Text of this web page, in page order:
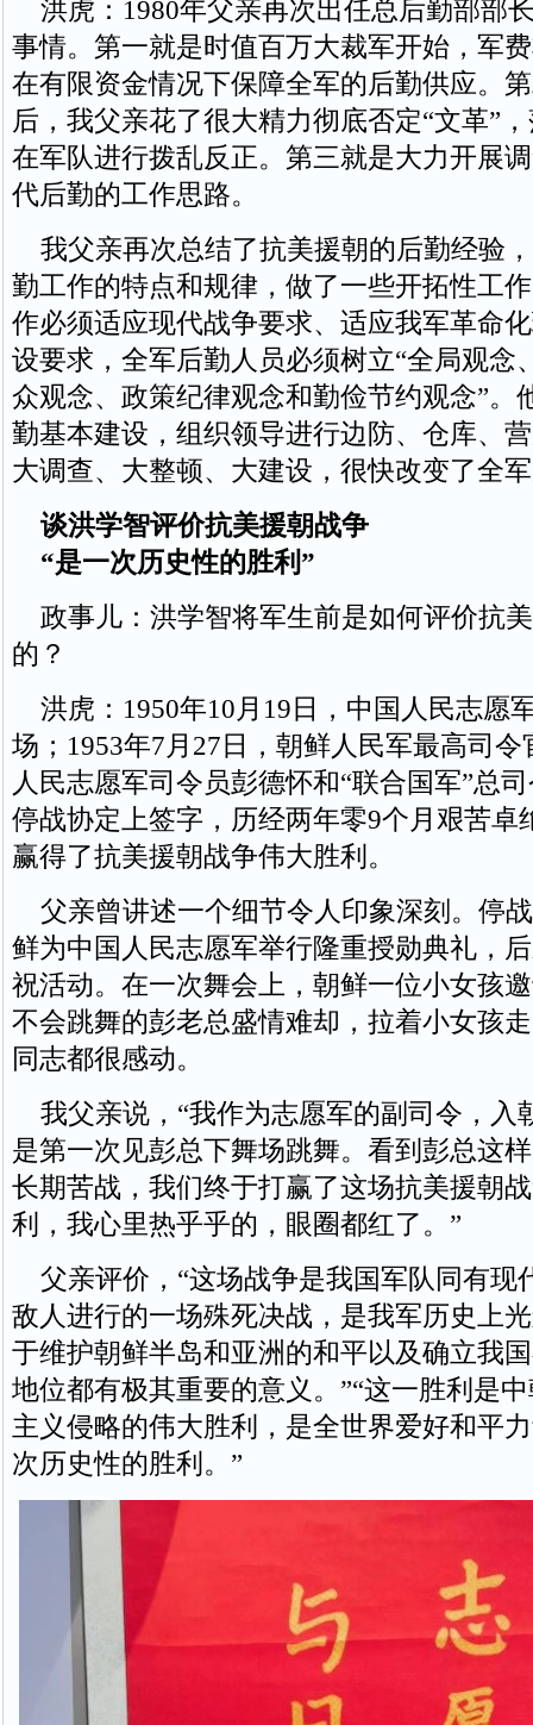
洪虎：1980年父亲再次出任总后勤部部
事情。第一就是时值百万大裁军开始，军
在有限资金情况下保障全军的后勤供应。
后，我父亲花了很大精力彻底否定“文革”
在军队进行拨乱反正。第三就是大力开展
代后勤的工作思路。
我父亲再次总结了抗美援朝的后勤经验
勤工作的特点和规律，做了一些开拓性工
作必须适应现代战争要求、适应我军革命
设要求，全军后勤人员必须树立“全局观念
众观念、政策纪律观念和勤俭节约观念”。
勤基本建设，组织领导进行边防、仓库、
大调查、大整顿、大建设，很快改变了全
谈洪学智评价抗美援朝战争
“是一次历史性的胜利”
政事儿：洪学智将军生前是如何评价抗
的？
洪虎：1950年10月19日，中国人民志愿
场；1953年7月27日，朝鲜人民军最高司
人民志愿军司令员彭德怀和“联合国军”总
停战协定上签字，历经两年零9个月艰苦卓
赢得了抗美援朝战争伟大胜利。
父亲曾讲述一个细节令人印象深刻。停
鲜为中国人民志愿军举行隆重授勋典礼，
祝活动。在一次舞会上，朝鲜一位小女孩
不会跳舞的彭老总盛情难却，拉着小女孩
同志都很感动。
我父亲说，“我作为志愿军的副司令，入
是第一次见彭总下舞场跳舞。看到彭总这
长期苦战，我们终于打赢了这场抗美援朝
利，我心里热乎乎的，眼圈都红了。”
父亲评价，“这场战争是我国军队同有现
敌人进行的一场殊死决战，是我军历史上
于维护朝鲜半岛和亚洲的和平以及确立我
地位都有极其重要的意义。”“这一胜利是
主义侵略的伟大胜利，是全世界爱好和平
次历史性的胜利。”